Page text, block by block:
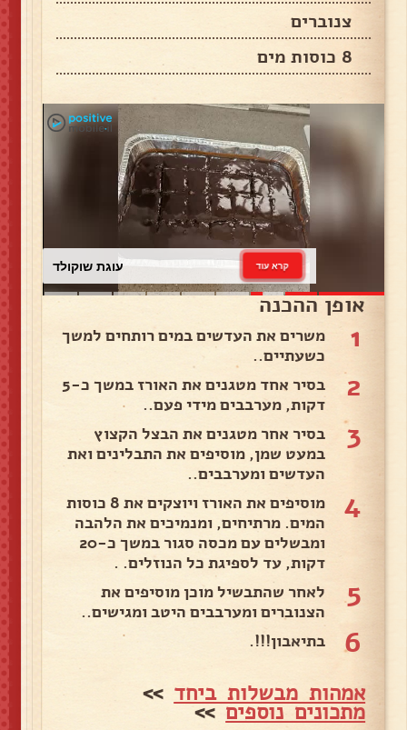
צנוברים
8 כוסות מים
עוגת שוקולד קרא עוד
אופן ההכנה
1
משרים את העדשים במים רותחים למשך
כשעתיים..
2
בסיר אחד מטגנים את האורז במשך כ-5
דקות, מערבבים מידי פעם..
3
בסיר אחר מטגנים את הבצל הקצוץ
במעט שמן, מוסיפים את התבלינים ואת
העדשים ומערבבים..
4
מוסיפים את האורז ויוצקים את 8 כוסות
המים. מרתיחים, ומנמיכים את הלהבה
ומבשלים עם מכסה סגור במשך כ-20
דקות, עד לספיגת כל הנוזלים. .
5
לאחר שהתבשיל מוכן מוסיפים את
הצנוברים ומערבבים היטב ומגישים..
6 בתיאבון!!!.
אמהות מבשלות ביחד >>
מתכונים נוספים>>